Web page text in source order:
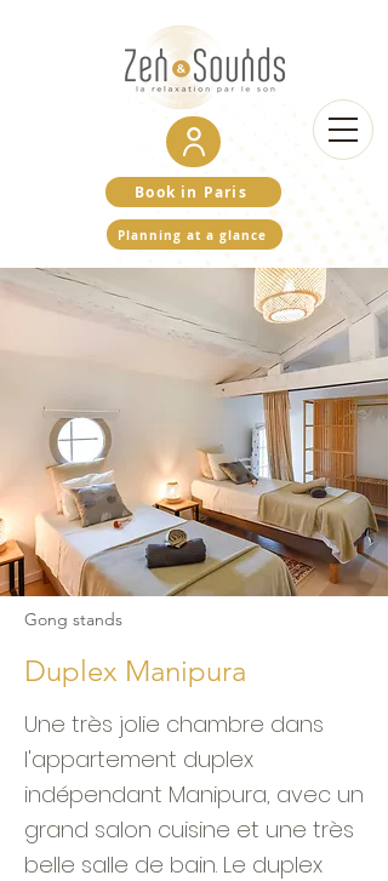
Book in Paris
Planning at a glance
Gong stands
Duplex Manipura
Une très jolie chambre dans
l'appartement duplex
indépendant Manipura, avec un
grand salon cuisine et une très
belle salle de bain. Le duplex